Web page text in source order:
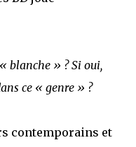
blanche » ? Si oui,
ce « genre » ?
contemporains et